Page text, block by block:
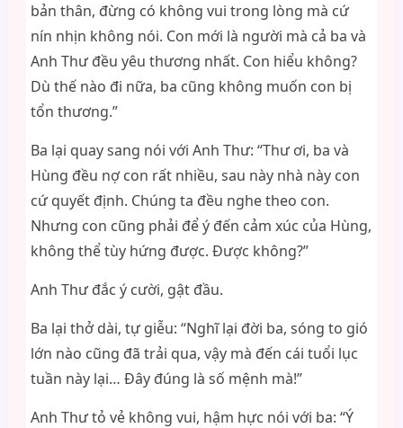
bản thân, đừng có không vui trong lòng mà cứ
nín nhịn không nói. Con mới là người mà cả ba và
Anh Thư đều yêu thương nhất. Con hiểu không?
Dù thế nào đi nữa, ba cũng không muốn con bị
tổn thương.”
Ba lại quay sang nói với Anh Thư: “Thư ơi, ba và
Hùng đều nợ con rất nhiều, sau này nhà này con
cứ quyết định. Chúng ta đều nghe theo con.
Nhưng con cũng phải để ý đến cảm xúc của Hùng,
không thể tùy hứng được. Được không?”
Anh Thư đắc ý cười, gật đầu.
Ba lại thở dài, tự giễu: “Nghĩ lại đời ba, sóng to gió
lớn nào cũng đã trải qua, vậy mà đến cái tuổi lục
tuần này lại… Đây đúng là số mệnh mà!”
Anh Thư tỏ vẻ không vui, hậm hực nói với ba: “Ý